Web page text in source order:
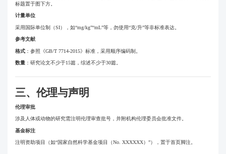
标题置于图下方。
计量单位
采用国际单位制（SI），如“mg/kg”“mL”等，勿使用“克/升”等非标准表达。
参考文献
格式 ：参照《GB/T 7714-2015》标准，采用顺序编码制。
数量 ：研究论文不少于15篇，综述不少于30篇。
三、伦理与声明
伦理审批
涉及人体或动物的研究需注明伦理审查批号，并附机构伦理委员会批准文件。
基金标注
注明资助项目（如“国家自然科学基金项目（No. XXXXXX）”），置于首页脚注。